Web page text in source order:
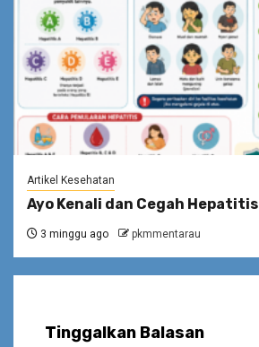
Artikel Kesehatan
Ayo Kenali dan Cegah Hepatitis
3 minggu ago pkmmentarau
Tinggalkan Balasan